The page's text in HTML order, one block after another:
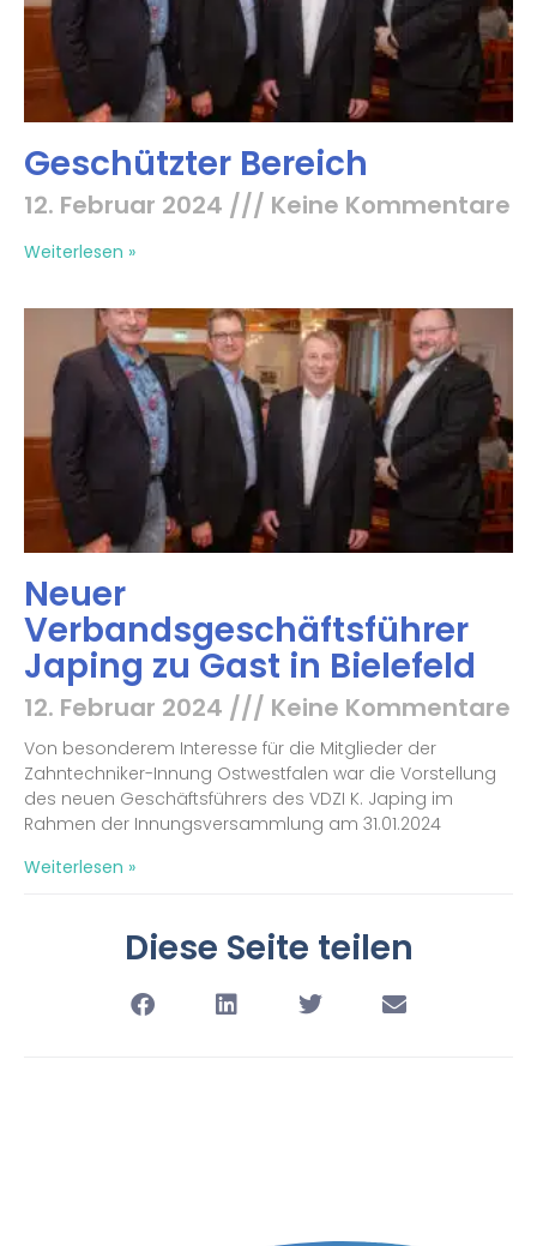
Geschützter Bereich
12. Februar 2024 Keine Kommentare
Weiterlesen »
Neuer
Verbandsgeschäftsführer
Japing zu Gast in Bielefeld
12. Februar 2024 Keine Kommentare
Von besonderem Interesse für die Mitglieder der
Zahntechniker-Innung Ostwestfalen war die Vorstellung
des neuen Geschäftsführers des VDZI K. Japing im
Rahmen der Innungsversammlung am 31.01.2024
Weiterlesen »
Diese Seite teilen